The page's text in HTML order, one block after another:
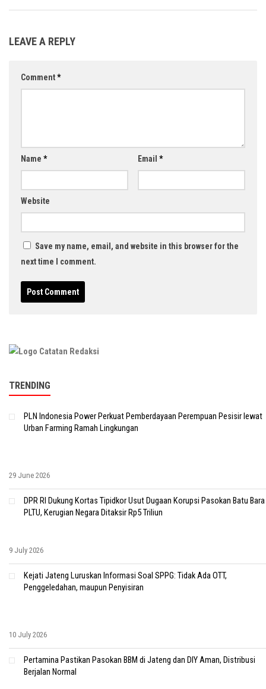
LEAVE A REPLY
Comment*
Name * Email *
Website
Save my name, email, and website in this browser for the
next time I comment.
TRENDING
PLN Indonesia Power Perkuat Pemberdayaan Perempuan Pesisir lewat
Urban Farming Ramah Lingkungan
29 June 2026
DPR RI Dukung Kortas Tipidkor Usut Dugaan Korupsi Pasokan Batu Bara
PLTU, Kerugian Negara Ditaksir Rp5 Triliun
9 July 2026
Kejati Jateng Luruskan Informasi Soal SPPG: Tidak Ada OTT,
Penggeledahan, maupun Penyisiran
10 July 2026
Pertamina Pastikan Pasokan BBM di Jateng dan DIY Aman, Distribusi
Berjalan Normal